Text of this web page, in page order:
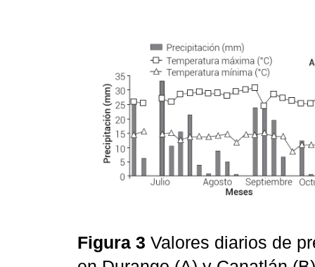
Figura 3 Valores diarios de